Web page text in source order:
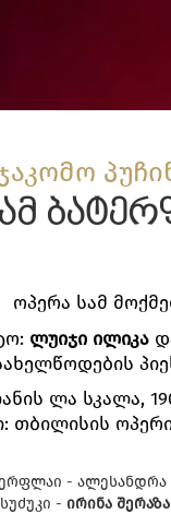
ოპერა სამ
ლუიჯი ილიკა
ლა სკალა,
თბილისის
-
სუძუკი - ირინა